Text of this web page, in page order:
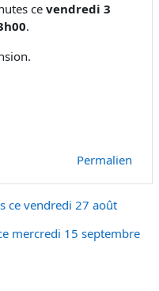
ce vendredi 3
.
Permalien
ce vendredi 27 août
mercredi 15 septembre